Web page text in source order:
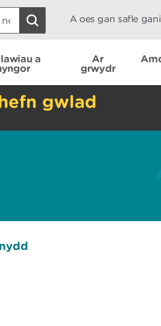
A oes gan safle
a
Ar
grwydr
gwlad